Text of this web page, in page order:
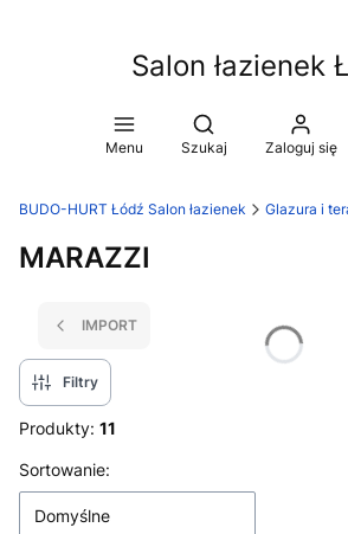
Salon łazienek
Menu
Otwórz
Szukaj Zaloguj się
BUDO-HURT Łódź Salon łazienek Glazura i
MARAZZI
IMPORT
Filtry
Produkty: 11
Lista produktów
Sortowanie:
Domyślne